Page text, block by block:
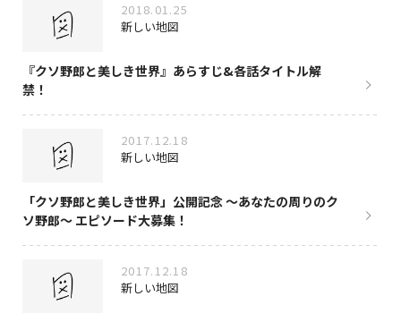
2018.01.25
新しい地図
『クソ野郎と美しき世界』あらすじ&各話タイトル解
禁！
2017.12.18
新しい地図
「クソ野郎と美しき世界」公開記念 〜あなたの周りのク
ソ野郎〜 エピソード大募集！
2017.12.18
新しい地図